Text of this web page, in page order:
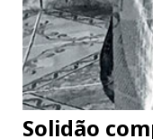
Solidão